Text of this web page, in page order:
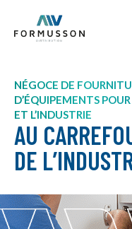
contenu
NÉGOCE DE
D’ÉQUIPEMENTS
ET L’INDUSTRIE
AU
DE